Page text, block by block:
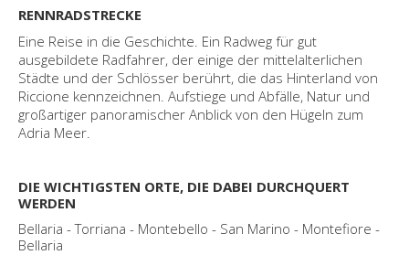
RENNRADSTRECKE
Eine Reise in die Geschichte. Ein Radweg für gut
ausgebildete Radfahrer, der einige der mittelalterlichen
Städte und der Schlösser berührt, die das Hinterland von
Riccione kennzeichnen. Aufstiege und Abfälle, Natur und
großartiger panoramischer Anblick von den Hügeln zum
Adria Meer.
DIE WICHTIGSTEN ORTE, DIE DABEI DURCHQUERT
WERDEN
Bellaria - Torriana - Montebello - San Marino - Montefiore -
Bellaria